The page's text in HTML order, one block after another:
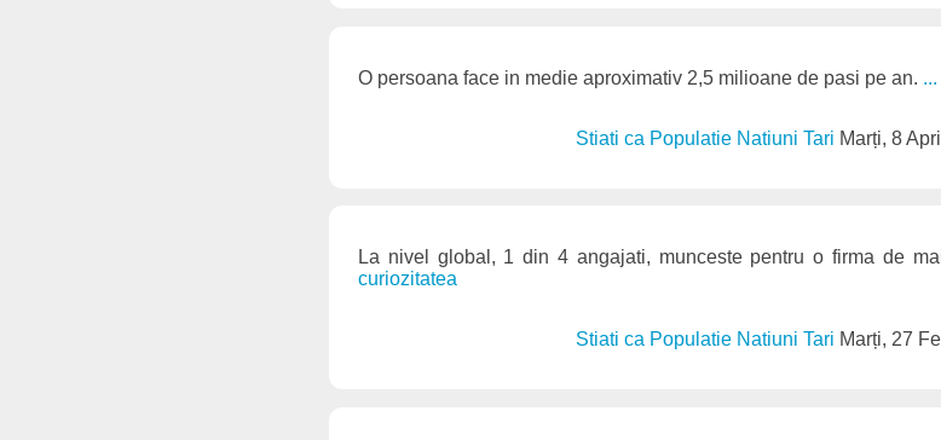
O persoana face in medie aproximativ 2,5 milioane de pasi pe an.
Stiati ca Populatie Natiuni Tari Marți, 8
La nivel global, 1 din 4 angajati, munceste pentru o firma de
curiozitatea
Stiati ca Populatie Natiuni Tari Marți, 27